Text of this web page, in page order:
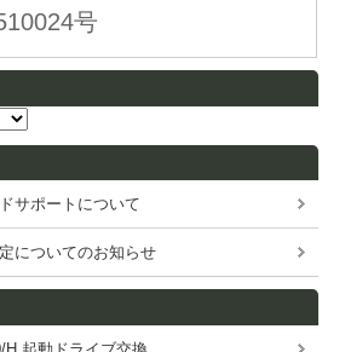
号
サポートについて
についてのお知らせ